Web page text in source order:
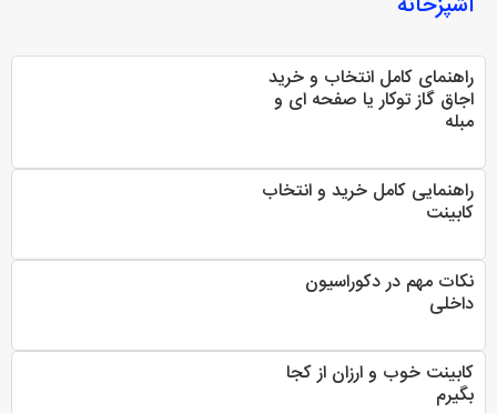
راهنمای کامل انتخاب و خرید
اجاق گاز توکار یا صفحه ای و
مبله
راهنمایی کامل خرید و انتخاب
کابینت
نکات مهم در دکوراسیون
داخلی
کابینت خوب و ارزان از کجا
بگیرم